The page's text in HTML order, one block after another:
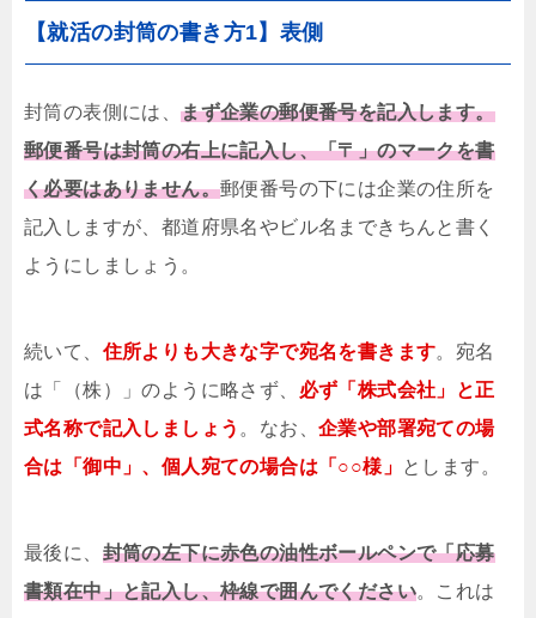
【就活の封筒の書き方1】表側
封筒の表側には、まず企業の郵便番号を記入します。
郵便番号は封筒の右上に記入し、「〒」のマークを書
く必要はありません。郵便番号の下には企業の住所を
記入しますが、都道府県名やビル名まできちんと書く
ようにしましょう。
続いて、 住所よりも大きな字で宛名を書きます。宛名
は「（株）」のように略さず、 必ず「株式会社」と正
式名称で記入しましょう 。なお、企業や部署宛ての場
合は「御中」、個人宛ての場合は「○○様」 とします。
最後に、 封筒の左下に赤色の油性ボールペンで「応募
書類在中」と記入し、枠線で囲んでください。これは